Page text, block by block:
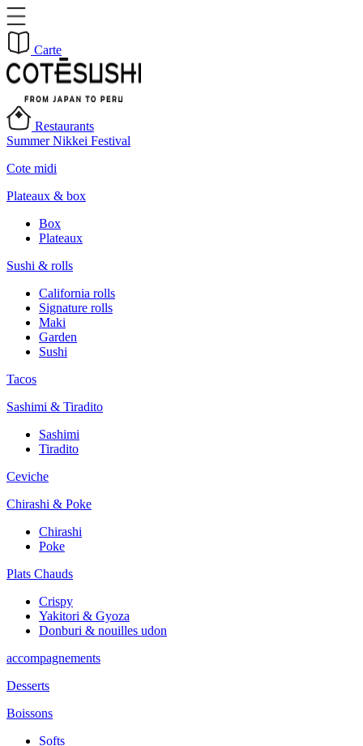
Carte
Restaurants
Summer Nikkei Festival
Cote midi
Plateaux & box
Box
Plateaux
Sushi & rolls
California rolls
Signature rolls
Maki
Garden
Sushi
Tacos
Sashimi & Tiradito
Sashimi
Tiradito
Ceviche
Chirashi & Poke
Chirashi
Poke
Plats Chauds
Crispy
Yakitori & Gyoza
Donburi & nouilles udon
accompagnements
Desserts
Boissons
Softs